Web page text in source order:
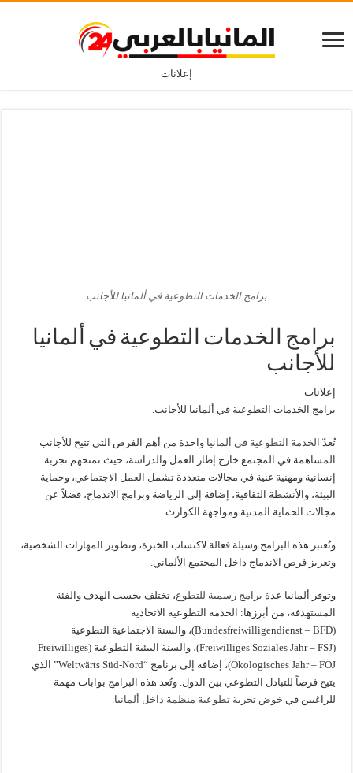
إعلانات
برامج الخدمات التطوعية في ألمانيا للأجانب
برامج الخدمات التطوعية في ألمانيا
للأجانب
إعلانات
برامج الخدمات التطوعية في ألمانيا للأجانب.
تُعدّ الخدمة التطوعية في ألمانياواحدة من أهم الفرص التي تتيح للأجانب
المساهمة في المجتمع خارج إطار العمل والدراسة، حيث تمنحهم تجربة
إنسانية ومهنية غنية في مجالات متعددة تشمل العمل الاجتماعي، وحماية
البيئة، والأنشطة الثقافية، إضافة إلى الرياضة وبرامج الاندماج، فضلاً عن
مجالات الحماية المدنية ومواجهة الكوارث.
وتُعتبر هذه البرامج وسيلة فعالة لاكتساب الخبرة، وتطوير المهارات الشخصية،
وتعزيز فرص الاندماج داخل المجتمع الألماني.
وتوفر ألمانيا عدة برامج رسمية للتطوع، تختلف بحسب الهدف والفئة
المستهدفة، من أبرزها: الخدمة التطوعية الاتحادية
(Bundesfreiwilligendienst – BFD)، والسنة الاجتماعية التطوعية
(Freiwilliges Soziales Jahr – FSJ)، والسنة البيئية التطوعية (Freiwilliges
Ökologisches Jahr – FÖJ)، إضافة إلى برنامج “Weltwärts Süd-Nord” الذي
يتيح فرصاً للتبادل التطوعي بين الدول. وتُعد هذه البرامج بوابات مهمة
للراغبين في خوض تجربة تطوعية منظمة داخل ألمانيا.